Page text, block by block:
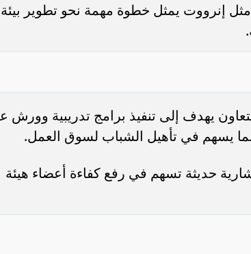
إنرووت يمثل خطوة مهمة نحو تطوير بيئة
يهدف إلى تنفيذ برامج تدريبية وورش
بما يسهم في تأهيل الشباب لسوق العمل.
حديثة تسهم في رفع كفاءة أعضاء هيئة